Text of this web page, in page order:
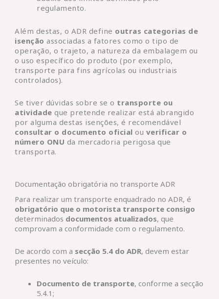
regulamento.
Além destas, o ADR define outras categorias de
isenção associadas a fatores como o tipo de
operação, o trajeto, a natureza da embalagem ou
o uso específico do produto (por exemplo,
transporte para fins agrícolas ou industriais
controlados).
Se tiver dúvidas sobre se o transporte ou
atividade que pretende realizar está abrangido
por alguma destas isenções, é recomendável
consultar o documento oficial ou verificar o
número ONU da mercadoria perigosa que
transporta.
Documentação obrigatória no transporte ADR
Para realizar um transporte enquadrado no ADR, é
obrigatório que o motorista transporte consigo
determinados documentos atualizados, que
comprovam a conformidade com o regulamento.
De acordo com a secção 5.4 do ADR, devem estar
presentes no veículo:
Documento de transporte, conforme a secção
5.4.1;